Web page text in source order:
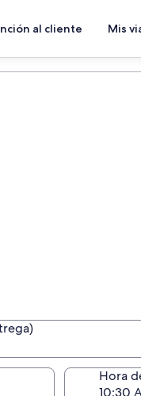
al cliente Mis
Hora